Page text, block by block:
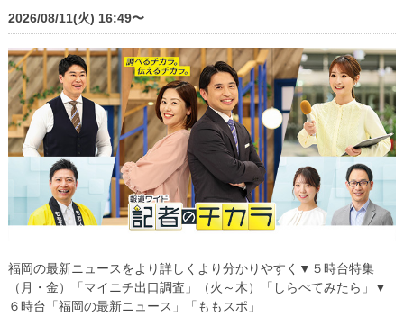
2026/08/11(火) 16:49〜
福岡の最新ニュースをより詳しくより分かりやすく▼５時台特集
（月・金）「マイニチ出口調査」（火～木）「しらべてみたら」▼
６時台「福岡の最新ニュース」「ももスポ」